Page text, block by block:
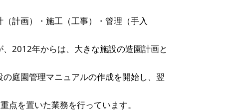
計画）・施工（工事）・管理（手入
2012年からは、大きな施設の造園計画と
庭園管理マニュアルの作成を開始し、翌
を置いた業務を行っています。